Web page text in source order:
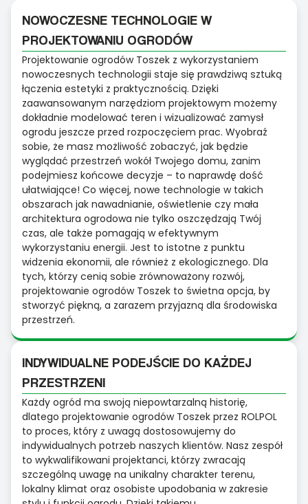
NOWOCZESNE TECHNOLOGIE W
PROJEKTOWANIU OGRODÓW
Projektowanie ogrodów Toszek z wykorzystaniem
nowoczesnych technologii staje się prawdziwą sztuką
łączenia estetyki z praktycznością. Dzięki
zaawansowanym narzędziom projektowym możemy
dokładnie modelować teren i wizualizować zamysł
ogrodu jeszcze przed rozpoczęciem prac. Wyobraź
sobie, że masz możliwość zobaczyć, jak będzie
wyglądać przestrzeń wokół Twojego domu, zanim
podejmiesz końcowe decyzje – to naprawdę dość
ułatwiające! Co więcej, nowe technologie w takich
obszarach jak nawadnianie, oświetlenie czy mała
architektura ogrodowa nie tylko oszczędzają Twój
czas, ale także pomagają w efektywnym
wykorzystaniu energii. Jest to istotne z punktu
widzenia ekonomii, ale również z ekologicznego. Dla
tych, którzy cenią sobie zrównoważony rozwój,
projektowanie ogrodów Toszek to świetna opcja, by
stworzyć piękną, a zarazem przyjazną dla środowiska
przestrzeń.
INDYWIDUALNE PODEJŚCIE DO KAŻDEJ
PRZESTRZENI
Każdy ogród ma swoją niepowtarzalną historię,
dlatego projektowanie ogrodów Toszek przez ROLPOL
to proces, który z uwagą dostosowujemy do
indywidualnych potrzeb naszych klientów. Nasz zespół
to wykwalifikowani projektanci, którzy zwracają
szczególną uwagę na unikalny charakter terenu,
lokalny klimat oraz osobiste upodobania w zakresie